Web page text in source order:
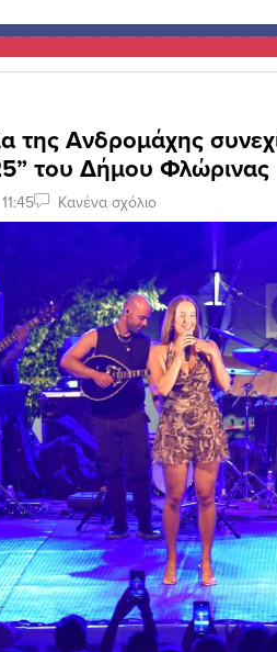
της Ανδρομάχης
του Δήμου Φλώρινας
11:45 Κανένα σχόλιο